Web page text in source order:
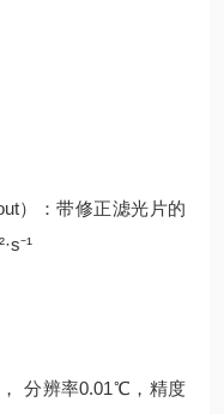
）：带修正滤光片的
分辨率0.01℃，精度